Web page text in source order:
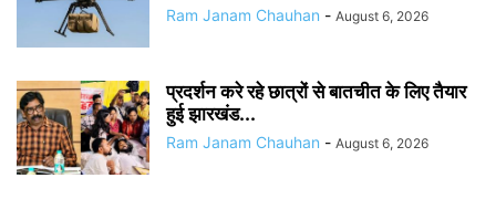
Ram Janam Chauhan - August 6, 2026
प्रदर्शन करे रहे छात्रों से बातचीत के लिए तैयार
हुई झारखंड...
Ram Janam Chauhan - August 6, 2026